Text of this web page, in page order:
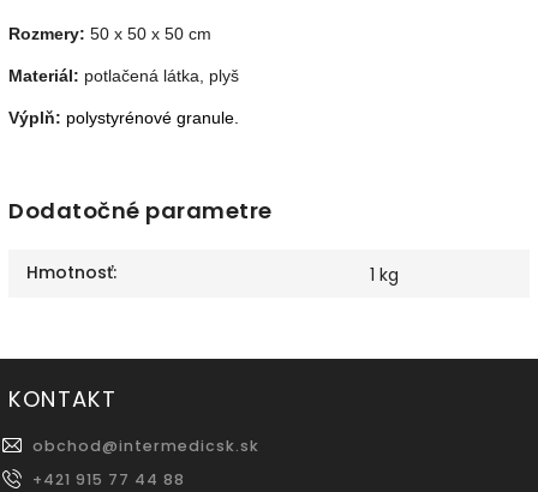
Rozmery: 50 x 50 x 50 cm
Materiál: potlačená látka, plyš
Výplň: polystyrénové granule.
Dodatočné parametre
Hmotnosť: 1 kg
KONTAKT
obchod@intermedicsk.sk
+421 915 77 44 88